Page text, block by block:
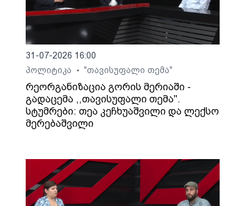
31-07-2026 16:00
პოლიტიკა
• "თავისუფალი თემა"
რეორგანიზაცია გორის მერიაში -
გადაცემა ,,თავისუფალი თემა".
სტუმრები: თეა კეჩხუაშვილი და ლექსო
მერებაშვილი